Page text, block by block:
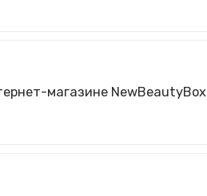
магазине NewBeautyBox